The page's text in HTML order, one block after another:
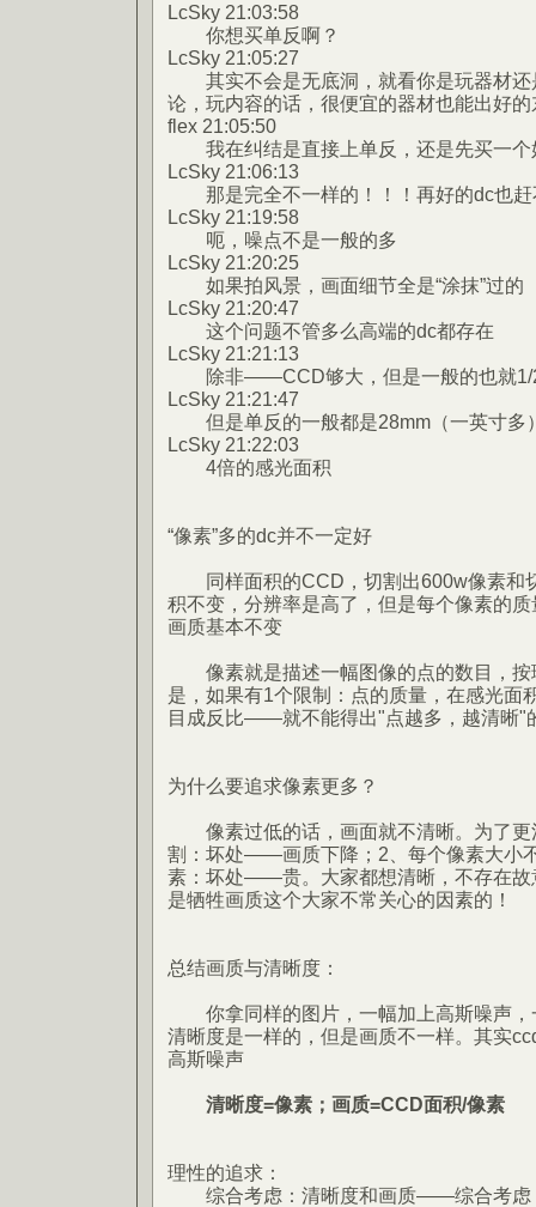
LcSky 21:03:58
你想买单反啊？
LcSky 21:05:27
其实不会是无底洞，就看你是玩器材还
论，玩内容的话，很便宜的器材也能出好
flex 21:05:50
我在纠结是直接上单反，还是先买一个
LcSky 21:06:13
那是完全不一样的！！！再好的dc也赶
LcSky 21:19:58
呃，噪点不是一般的多
LcSky 21:20:25
如果拍风景，画面细节全是“涂抹”过的
LcSky 21:20:47
这个问题不管多么高端的dc都存在
LcSky 21:21:13
除非——CCD够大，但是一般的也就1/
LcSky 21:21:47
但是单反的一般都是28mm（一英寸多
LcSky 21:22:03
4倍的感光面积
“像素”多的dc并不一定好
同样面积的CCD，切割出600w像素和
积不变，分辨率是高了，但是每个像素的
画质基本不变
像素就是描述一幅图像的点的数目，按
是，如果有1个限制：点的质量，在感光面
目成反比——就不能得出"点越多，越清晰"
为什么要追求像素更多？
像素过低的话，画面就不清晰。为了更
割：坏处——画质下降；2、每个像素大小
素：坏处——贵。大家都想清晰，不存在故
是牺牲画质这个大家不常关心的因素的！
总结画质与清晰度：
你拿同样的图片，一幅加上高斯噪声，
清晰度是一样的，但是画质不一样。其实
高斯噪声
清晰度=像素；画质=CCD面积/像素
理性的追求：
综合考虑：清晰度和画质——综合考虑